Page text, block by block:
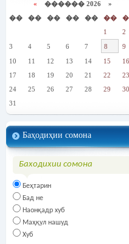
« ������ 2026 »
��
�� �� �� �� ��
1
2
3
4 5 6 7 8
9
10
11 12 13 14 15
16
17
18 19 20 21 22
23
24
25 26 27 28 29
30
31
Баҳодиҳии сомона
Баходихии сомона
Беҳтарин
Бад не
Наонқадр хуб
Маҳқул нашуд
Хуб